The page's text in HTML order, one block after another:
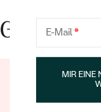
Gute E-Mail*
MIR EINE